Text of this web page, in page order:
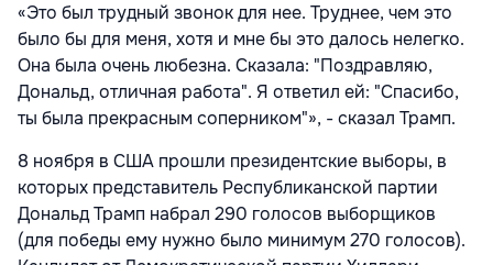
«Это был трудный звонок для нее. Труднее, чем это
было бы для меня, хотя и мне бы это далось нелегко.
Она была очень любезна. Сказала: "Поздравляю,
Дональд, отличная работа". Я ответил ей: "Спасибо,
ты была прекрасным соперником"», - сказал Трамп.
8 ноября в США прошли президентские выборы, в
которых представитель Республиканской партии
Дональд Трамп набрал 290 голосов выборщиков
(для победы ему нужно было минимум 270 голосов).